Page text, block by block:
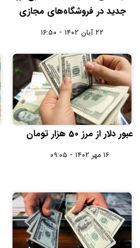
جدید در فروشگاه‌های مجازی
۲۲ آبان ۱۴۰۲ - ۱۶:۵۰
عبور دلار از مرز 50 هزار تومان
۱۶ مهر ۱۴۰۲ - ۰۹:۰۵